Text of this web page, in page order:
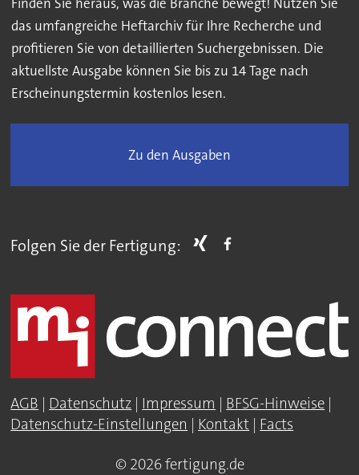
das umfangreiche Heftarchiv für Ihre Recherche und
profitieren Sie von detaillierten Suchergebnissen. Die
aktuellste Ausgabe können Sie bis zu 14 Tage nach
Erscheinungstermin kostenlos lesen.
Zu den Ausgaben
Folgen Sie der Fertigung:
AGB | Datenschutz | Impressum | BFSG-Hinweise |
Datenschutz-Einstellungen | Kontakt | Facts
© 2026 fertigung.de